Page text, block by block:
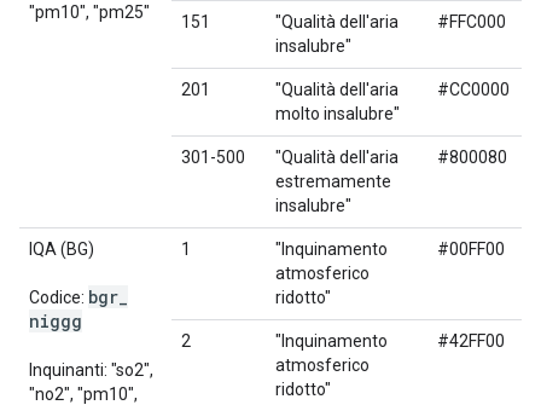
"pm10", "pm25"
151
"Qualità dell'aria
insalubre"
#FFC000
201
"Qualità dell'aria
molto insalubre"
#CC0000
301-500
"Qualità dell'aria
estremamente
insalubre"
#800080
IQA (BG)
Codice: bgr
niggg
Inquinanti: "so2",
"no2", "pm10",
1
"Inquinamento
atmosferico
ridotto"
#00FF00
2
"Inquinamento
atmosferico
ridotto"
#42FF00